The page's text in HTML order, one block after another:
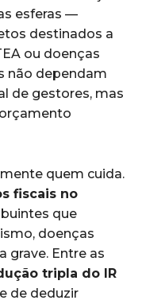
esferas —
destinados a
ou doenças
não dependam
de gestores, mas
quem cuida.
fiscais no
que
doenças
grave. Entre as
tripla do IR
de deduzir